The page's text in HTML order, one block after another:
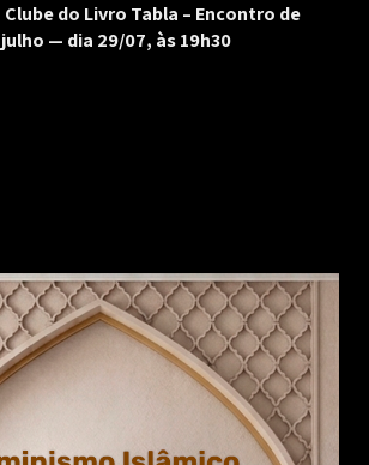
Clube do Livro Tabla – Encontro de
julho — dia 29/07, às 19h30